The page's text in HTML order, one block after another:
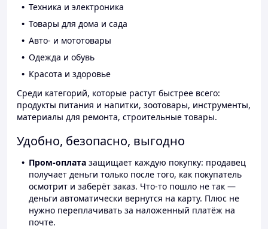
Техника и электроника
Товары для дома и сада
Авто- и мототовары
Одежда и обувь
Красота и здоровье
Среди категорий, которые растут быстрее всего:
продукты питания и напитки, зоотовары, инструменты,
материалы для ремонта, строительные товары.
Удобно, безопасно, выгодно
Пром-оплата защищает каждую покупку: продавец
получает деньги только после того, как покупатель
осмотрит и заберёт заказ. Что-то пошло не так —
деньги автоматически вернутся на карту. Плюс не
нужно переплачивать за наложенный платёж на
почте.